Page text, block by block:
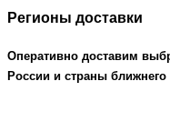
Регионы доставки
Оперативно доставим
России и страны ближнего